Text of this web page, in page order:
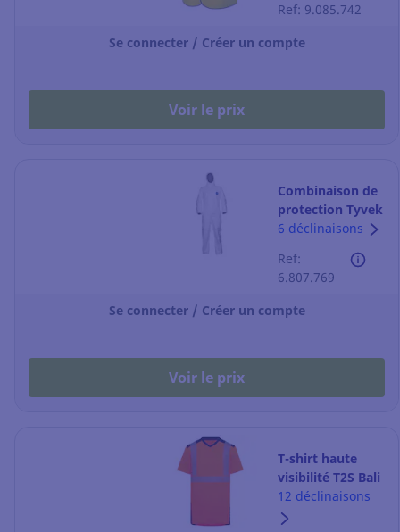
taille L/XL
Ref: 9.085.742
Se connecter / Créer un compte
Voir le prix
Combinaison de
protection Tyvek
500 Xpert -
XL
6 déclinaisons
Ref:
6.807.769
Se connecter / Créer un compte
Voir le prix
T-shirt haute
visibilité T2S Bali
- orange/marine
- taille L
12 déclinaisons